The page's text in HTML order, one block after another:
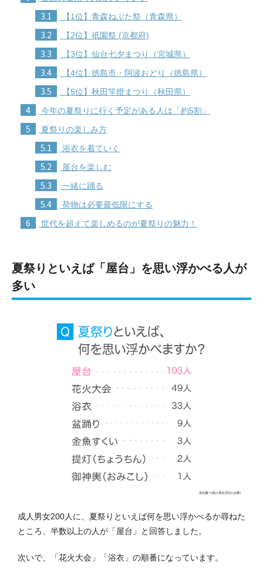
3.1 【1位】青森ねぶた祭（青森県）
3.2 【2位】祇園祭 (京都府)
3.3 【3位】仙台七夕まつり（宮城県）
3.4 【4位】徳島市・阿波おどり（徳島県）
3.5 【5位】秋田竿燈まつり（秋田県）
4 今年の夏祭りに行く予定がある人は「約5割」
5 夏祭りの楽しみ方
5.1 浴衣を着ていく
5.2 屋台を楽しむ
5.3 一緒に踊る
5.4 荷物は必要最低限にする
6 世代を超えて楽しめるのが夏祭りの魅力！
夏祭りといえば「屋台」を思い浮かべる人が
多い
成人男女200人に、夏祭りといえば何を思い浮かべるか尋ねた
ところ、半数以上の人が「屋台」と回答しました。
次いで、「花火大会」「浴衣」の順番になっています。